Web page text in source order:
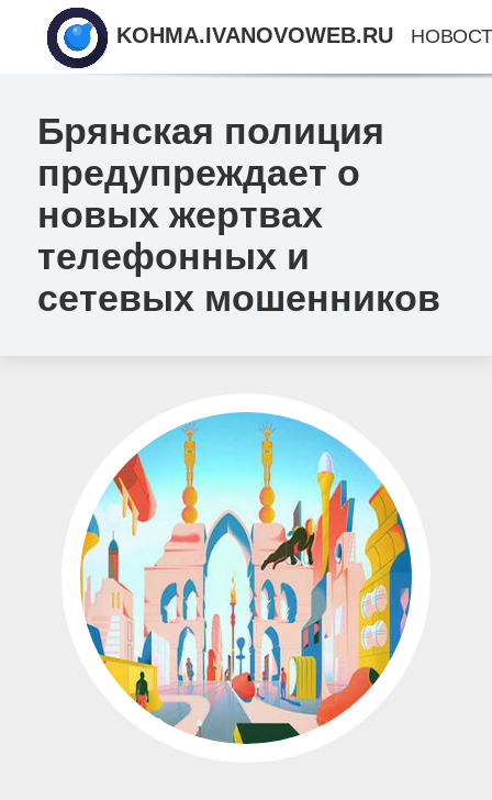
Брянская полиция
предупреждает о
новых жертвах
телефонных и
сетевых мошенников
KOHMA.IVANOVOWEB.RU